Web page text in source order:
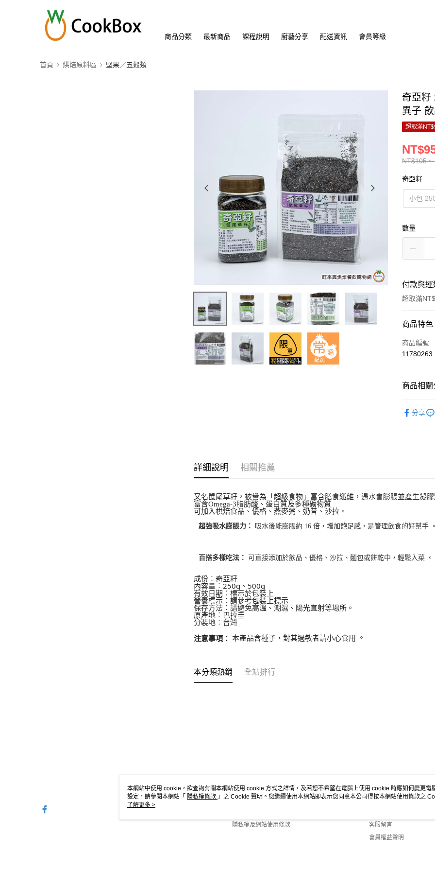
商品分類 最新商品 課程說明 廚藝分享 配送資訊 會員等級
首頁 烘焙原料區 堅果／五穀類
奇亞籽
異子
超取滿
NT$105 ~
奇亞籽
小包
數量
付款與運
超取滿
付款方式
信用卡一次
運送方式
全家取貨
7-11取貨
商品特色
商品編號
11780263
商品相關
分享
詳細說明 相關推薦
又名鼠尾草籽，被譽為「超級食物」富含膳食纖維，遇水會膨脹並產生凝
富含Omega-3脂肪酸、蛋白質及多種礦物質
可加入栱焙食品、優格、燕麥粥、奶昔、沙拉。
超強吸水膨脹力： 吸水後能膨脹約 16 倍，增加飽足感，是管理飲食的好幫手 。
百搭多樣吃法： 可直接添加於飲品、優格、沙拉、麵包或餅乾中，輕鬆入菜 。
成份︰奇亞籽
內容量︰250g、500g
有效日期︰標示於包裝上
營養標示︰請參考包裝上標示
保存方法︰請避免高溫、潮濕、陽光直射等場所。
原產地︰巴拉圭
分裝地︰台灣
注意事項： 本產品含種子，對其過敏者請小心食用 。
本分類熱銷 全站排行
關於我們
隱私權及網站使用條款
客服資訊
客服留言
會員權益聲明
本網站中使用 cookie，欲查詢有關本網站使用 cookie 方式之詳情，及若您不希望在電腦上使用 cookie 時應如何變更電
設定，請參閱本網站「 隱私權條款 」之 Cookie 聲明。您繼續使用本網站即表示您同意本公司得按本網站使用條款之
使用 cookie。
了解更多 >